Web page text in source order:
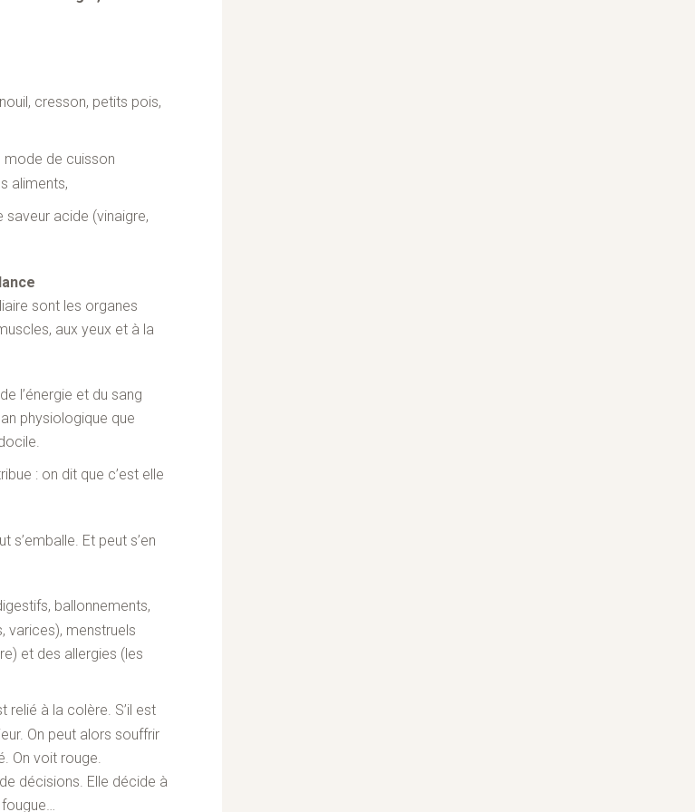
cresson, petits pois,
mode de cuisson
aliments,
acide (vinaigre,
sont les organes
aux yeux et à la
l’énergie et du sang
physiologique que
: on dit que c’est elle
s’emballe. Et peut s’en
ballonnements,
varices), menstruels
et des allergies (les
à la colère. S’il est
On peut alors souffrir
On voit rouge.
décisions. Elle décide à